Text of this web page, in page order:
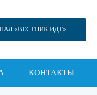
«ВЕСТНИК ИДТ»
КОНТАКТЫ